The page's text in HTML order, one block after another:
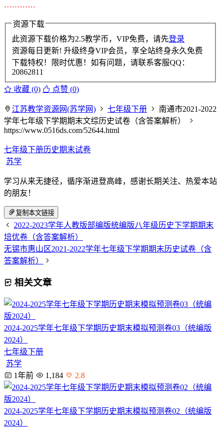
…………
资源下载
此资源下载价格为2.5教学币，VIP免费，请先登录
资源每日更新! 升级终身VIP会员，享全站终身永久免费
下载特权！限时优惠！如有问题，请联系客服QQ：
20862811
收藏 (0) 点赞 (0)
江苏教学资源网(苏学网) 七年级下册
南通市2021-2022
学年七年级下学期期末文综历史试卷（含答案解析）
https://www.0516ds.com/52644.html
七年级下册历史期末试卷
苏学
学习从来无捷径，循序渐进登高峰，感谢长期关注、热爱本站
的朋友！
复制本文链接
2022-2023学年人教版部编版统编版八年级历史下学期期末
培优卷（含答案解析）
无锡市惠山区2021-2022学年七年级下学期期末历史试卷（含
答案解析）
相关文章
2024-2025学年七年级下学期历史期末模拟预测卷03（统编版
2024）
七年级下册
苏学
1年前
1,184 2.8
2024-2025学年七年级下学期历史期末模拟预测卷02（统编版
2024）